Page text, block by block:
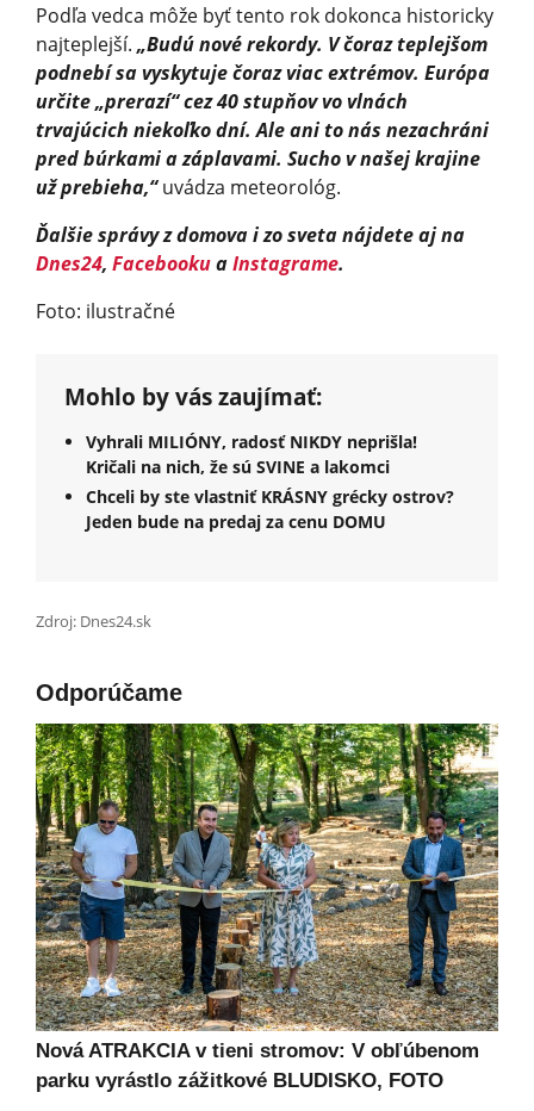
Podľa vedca môže byť tento rok dokonca historicky
najteplejší. „Budú nové rekordy. V čoraz teplejšom
podnebí sa vyskytuje čoraz viac extrémov. Európa
určite „prerazí“ cez 40 stupňov vo vlnách
trvajúcich niekoľko dní. Ale ani to nás nezachráni
pred búrkami a záplavami. Sucho v našej krajine
už prebieha,“uvádza meteorológ.
Ďalšie správy z domova i zo sveta nájdete aj na
Dnes24, FacebookuaInstagrame.
Foto: ilustračné
Mohlo by vás zaujímať:
Vyhrali MILIÓNY, radosť NIKDY neprišla!
Kričali na nich, že sú SVINE a lakomci
Chceli by ste vlastniť KRÁSNY grécky ostrov?
Jeden bude na predaj za cenu DOMU
Zdroj: Dnes24.sk
Odporúčame
Nová ATRAKCIA v tieni stromov: V obľúbenom
parku vyrástlo zážitkové BLUDISKO, FOTO